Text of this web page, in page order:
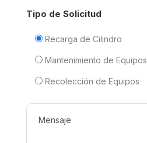
Tipo de Solicitud
Recarga de Cilindro
Mantenimiento de Equipos
Recolección de Equipos